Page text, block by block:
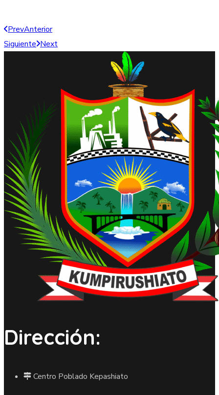
PrevAnterior
Siguiente Next
Dirección:
Centro Poblado Kepashiato